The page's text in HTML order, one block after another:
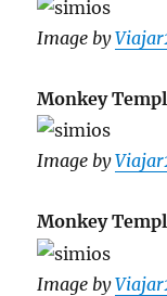
Image by
Monkey
Image by
Monkey
Image by